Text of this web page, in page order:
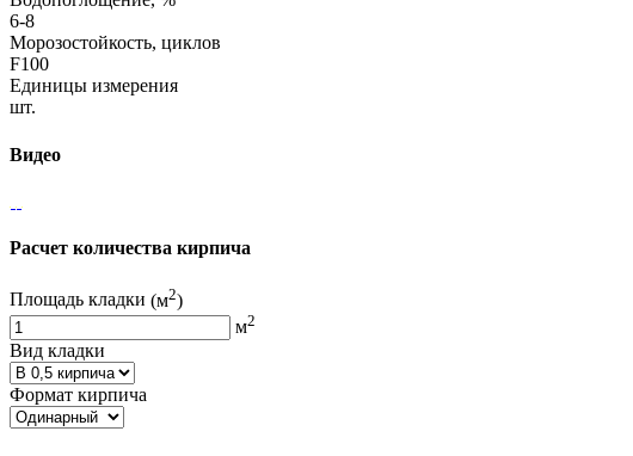
6-8
Морозостойкость, циклов
F100
Единицы измерения
шт.
Видео
Расчет количества кирпича
Площадь кладки (м2)
м2
Вид кладки
Формат кирпича